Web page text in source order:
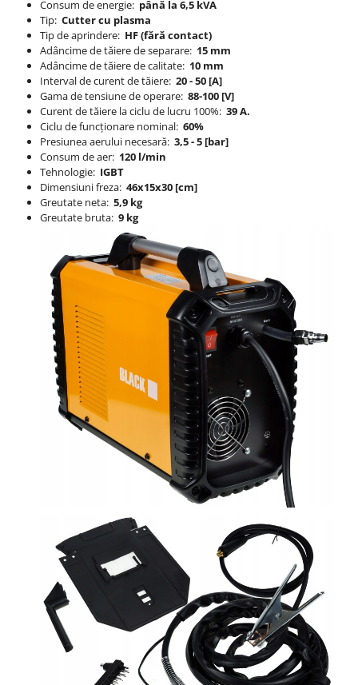
Consum de energie: până la 6,5 ​​kVA
Tip: Cutter cu plasma
Tip de aprindere: HF (fără contact)
Adâncime de tăiere de separare: 15 mm
Adâncime de tăiere de calitate: 10 mm
Interval de curent de tăiere: 20 - 50 [A]
Gama de tensiune de operare: 88-100 [V]
Curent de tăiere la ciclu de lucru 100%: 39 A.
Ciclu de funcționare nominal: 60%
Presiunea aerului necesară: 3,5 - 5 [bar]
Consum de aer: 120 l/min
Tehnologie: IGBT
Dimensiuni freza: 46x15x30 [cm]
Greutate neta: 5,9 kg
Greutate bruta: 9 kg